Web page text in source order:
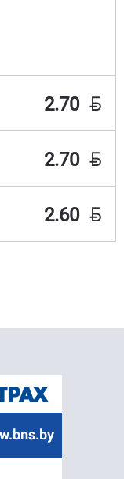
2.70 BYN
2.70 BYN
2.60 BYN